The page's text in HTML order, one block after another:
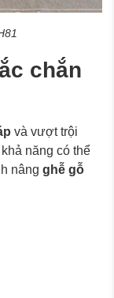
chắn
và vượt trội
năng có thể
nâng ghễ gỗ